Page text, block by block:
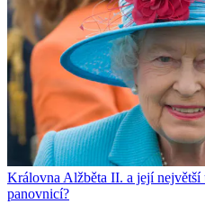
Královna Alžběta II. a její největší
panovnicí?